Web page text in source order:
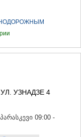
УЗНАДЗЕ 4
09:00 -